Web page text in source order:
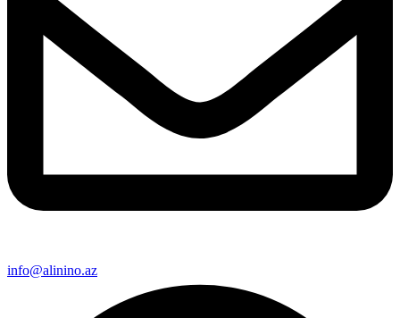
info@alinino.az